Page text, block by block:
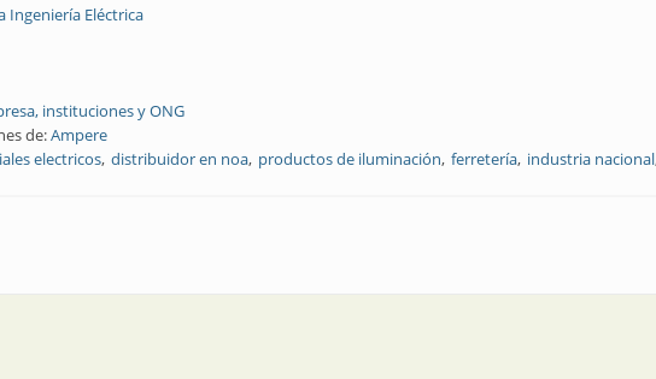
Ingeniería Eléctrica
instituciones y ONG
de:Ampere
electricos distribuidor en noa productos de iluminación ferretería industria nacional
y asesoría industrial en todo el NOA, y más allá también